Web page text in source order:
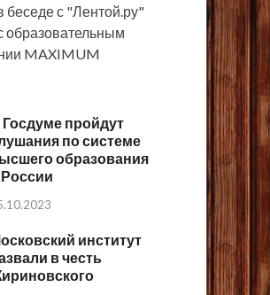
беседе с "Лентой.ру"
образовательным
MAXIMUM
Госдуме пройдут
по системе
образования
институт
в честь